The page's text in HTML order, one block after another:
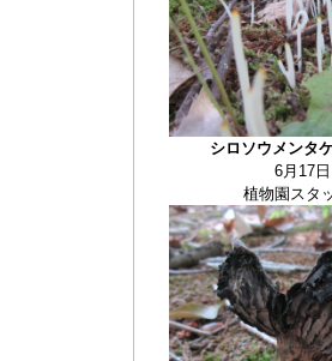
シロソウメンタ
6月17日
植物園スタ